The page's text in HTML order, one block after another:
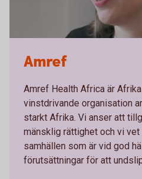
Amref
Amref Health Africa är
vinstdrivande organisation
starkt Afrika. Vi anser att
mänsklig rättighet och vi vet
samhällen som är vid god
förutsättningar för att